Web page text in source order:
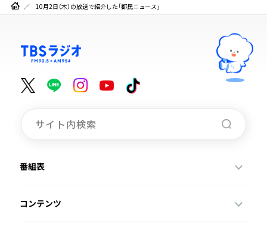
10月2日（木）の放送で紹介した「都民ニュース」
番組表
コンテンツ